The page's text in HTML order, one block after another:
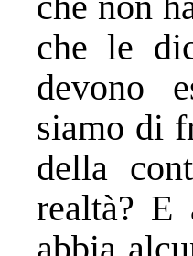
che le
devono
siamo di
della
realtà? E